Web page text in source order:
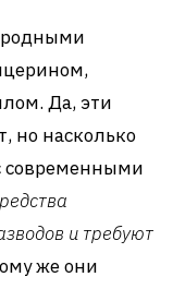
Да, эти
но насколько
современными
и требуют
же они